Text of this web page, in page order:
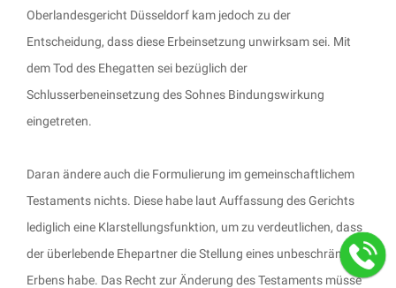
Oberlandesgericht Düsseldorf kam jedoch zu der
Entscheidung, dass diese Erbeinsetzung unwirksam sei. Mit
dem Tod des Ehegatten sei bezüglich der
Schlusserbeneinsetzung des Sohnes Bindungswirkung
eingetreten.
Daran ändere auch die Formulierung im gemeinschaftlichem
Testaments nichts. Diese habe laut Auffassung des Gerichts
lediglich eine Klarstellungsfunktion, um zu verdeutlichen, dass
der überlebende Ehepartner die Stellung eines unbeschränkten
Erbens habe. Das Recht zur Änderung des Testaments müsse